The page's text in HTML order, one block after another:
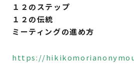
１２のステップ
１２の伝統
ミーティングの進め方
https://